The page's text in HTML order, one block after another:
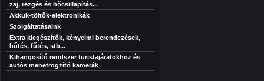
zaj, rezgés és hőcsillapítás...
Akkuk-töltők-elektronikák
Szolgáltatásaink
Extra kiegészítők, kényelmi berendezések,
hűtés, fűtés, stb...
Kihangosító rendszer turistajáratokhoz és
autós menetrögzítő kamerák